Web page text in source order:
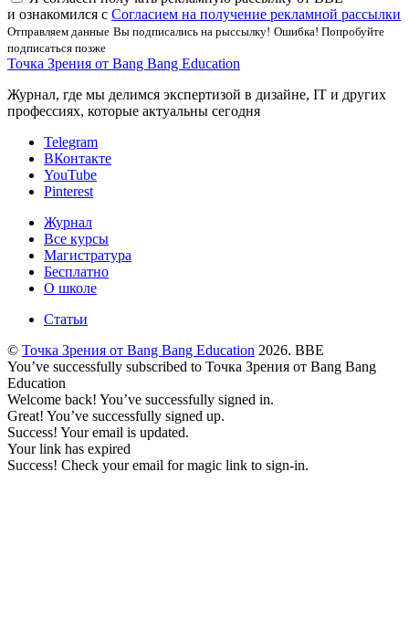
и ознакомился с Согласием на получение рекламной рассылки
Отправляем данные Вы подписались на рыссылку! Ошибка! Попробуйте
подписаться позже
Точка Зрения от Bang Bang Education
Журнал, где мы делимся экспертизой в дизайне, IT и других
профессиях, которые актуальны сегодня
Telegram
ВКонтакте
YouTube
Pinterest
Журнал
Все курсы
Магистратура
Бесплатно
О школе
Статьи
© Точка Зрения от Bang Bang Education 2026. BBE
You’ve successfully subscribed to Точка Зрения от Bang Bang
Education
Welcome back! You’ve successfully signed in.
Great! You’ve successfully signed up.
Success! Your email is updated.
Your link has expired
Success! Check your email for magic link to sign-in.